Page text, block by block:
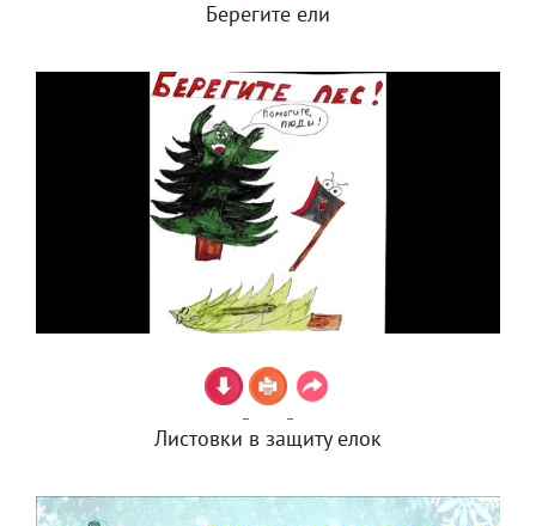
Берегите ели
Листовки в защиту елок